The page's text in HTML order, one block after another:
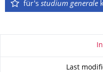
für's studium generale
Last